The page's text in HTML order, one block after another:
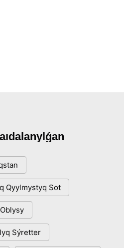
Qyylmystyq Sot
Sýretter